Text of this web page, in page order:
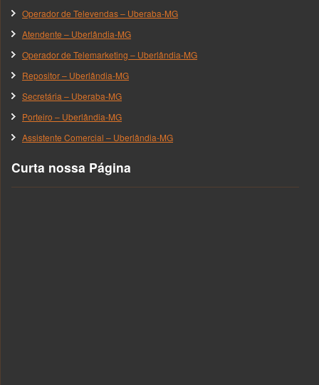
Operador de Televendas – Uberaba-MG
Atendente – Uberlândia-MG
Operador de Telemarketing – Uberlândia-MG
Repositor – Uberlândia-MG
Secretária – Uberaba-MG
Porteiro – Uberlândia-MG
Assistente Comercial – Uberlândia-MG
Curta nossa Página